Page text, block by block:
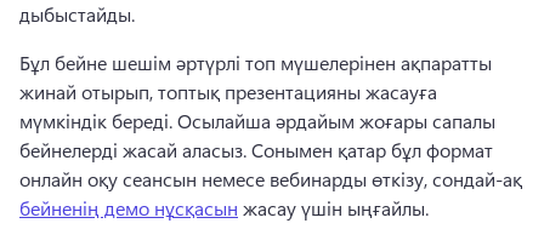
дыбыстайды.
Бұл бейне шешім әртүрлі топ мүшелерінен ақпаратты
жинай отырып, топтық презентацияны жасауға
мүмкіндік береді. Осылайша әрдайым жоғары сапалы
бейнелерді жасай аласыз. Сонымен қатар бұл формат
бейненің демо нұсқасын жасау үшін ыңғайлы.